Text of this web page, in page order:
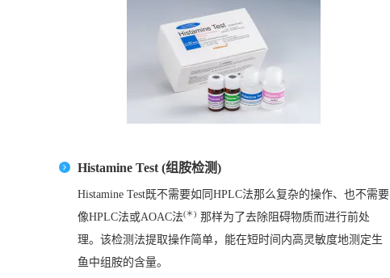
Histamine Test (组胺检测)
Histamine Test既不需要如同HPLC法那么复杂的操作、也不需要
像HPLC法或AOAC法(＊) 那样为了去除阻碍物质而进行前处
理。该检测法提取操作简单，能在短时间内高灵敏度地测定生
鱼中组胺的含量。